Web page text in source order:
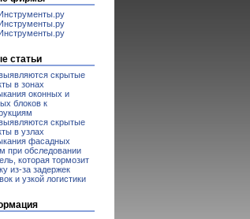
статьи
скрытые
в зонах
оконных и
блоков к
скрытые
в узлах
фасадных
при обследовании
которая тормозит
из-за задержек
и узкой логистики